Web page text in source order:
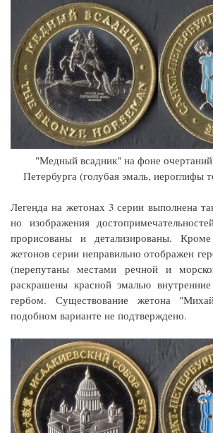
"Медный всадник" на фоне
Петербурга (голубая эмаль, иероглифы
Легенда на жетонах 3 серии выполнена
но изображения
прорисованы и детализированы.
жетонов серии неправильно отображен
(перепутаны местами речной и
раскрашены красной эмалью
гербом. Существование жетона
подобном варианте не подтверждено.